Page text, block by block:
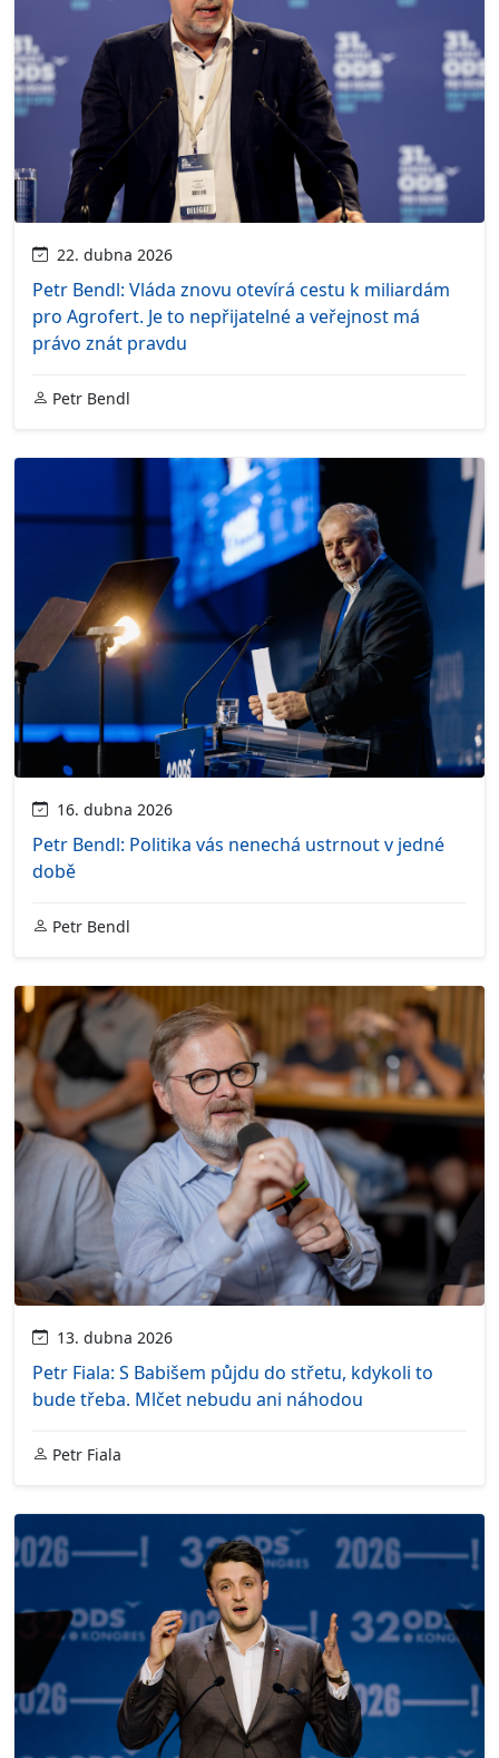
22. dubna 2026
Petr Bendl: Vláda znovu otevírá cestu k miliardám
pro Agrofert. Je to nepřijatelné a veřejnost má
právo znát pravdu
Petr Bendl
16. dubna 2026
Petr Bendl: Politika vás nenechá ustrnout v jedné
době
Petr Bendl
13. dubna 2026
Petr Fiala: S Babišem půjdu do střetu, kdykoli to
bude třeba. Mlčet nebudu ani náhodou
Petr Fiala